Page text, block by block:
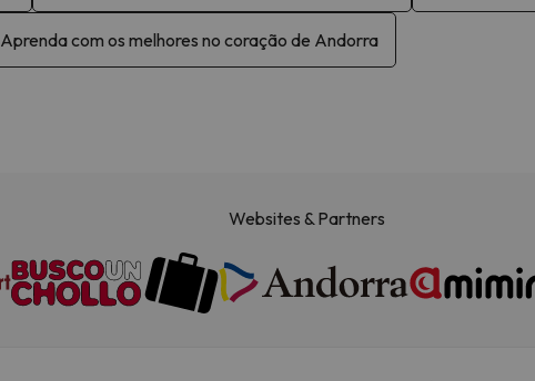
Aprenda com os melhores no coração de Andorra
Websites & Partners